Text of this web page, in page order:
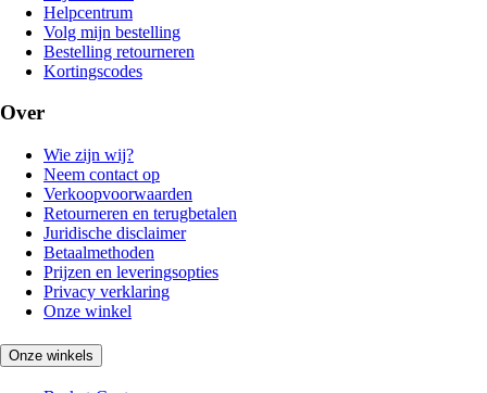
Helpcentrum
Volg mijn bestelling
Bestelling retourneren
Kortingscodes
Over
Wie zijn wij?
Neem contact op
Verkoopvoorwaarden
Retourneren en terugbetalen
Juridische disclaimer
Betaalmethoden
Prijzen en leveringsopties
Privacy verklaring
Onze winkel
Onze winkels